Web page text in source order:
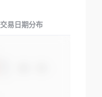
交易日期分布